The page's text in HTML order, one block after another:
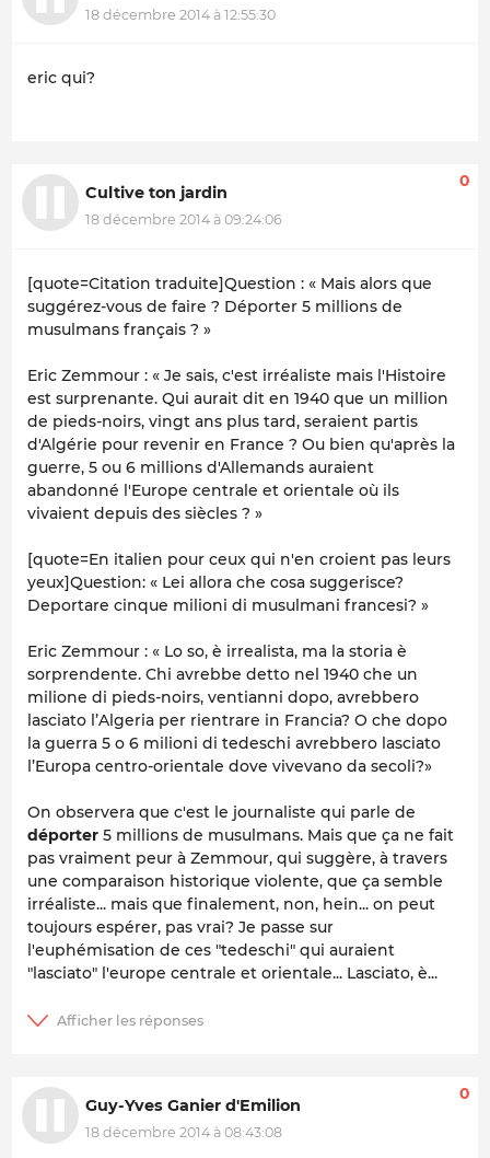
18 décembre 2014 à 12:55:30
eric qui?
Cultive ton jardin
18 décembre 2014 à 09:24:06
0
[quote=Citation traduite]Question : « Mais alors que
suggérez-vous de faire ? Déporter 5 millions de
musulmans français ? »
Eric Zemmour : « Je sais, c'est irréaliste mais l'Histoire
est surprenante. Qui aurait dit en 1940 que un million
de pieds-noirs, vingt ans plus tard, seraient partis
d'Algérie pour revenir en France ? Ou bien qu'après la
guerre, 5 ou 6 millions d'Allemands auraient
abandonné l'Europe centrale et orientale où ils
vivaient depuis des siècles ? »
[quote=En italien pour ceux qui n'en croient pas leurs
yeux]Question: « Lei allora che cosa suggerisce?
Deportare cinque milioni di musulmani francesi? »
Eric Zemmour : « Lo so, è irrealista, ma la storia è
sorprendente. Chi avrebbe detto nel 1940 che un
milione di pieds-noirs, ventianni dopo, avrebbero
lasciato l’Algeria per rientrare in Francia? O che dopo
la guerra 5 o 6 milioni di tedeschi avrebbero lasciato
l’Europa centro-orientale dove vivevano da secoli?»
On observera que c'est le journaliste qui parle de
déporter 5 millions de musulmans. Mais que ça ne fait
pas vraiment peur à Zemmour, qui suggère, à travers
une comparaison historique violente, que ça semble
irréaliste... mais que finalement, non, hein... on peut
toujours espérer, pas vrai? Je passe sur
l'euphémisation de ces "tedeschi" qui auraient
"lasciato" l'europe centrale et orientale... Lasciato, è...
Guy-Yves Ganier d'Emilion
18 décembre 2014 à 08:43:08
0